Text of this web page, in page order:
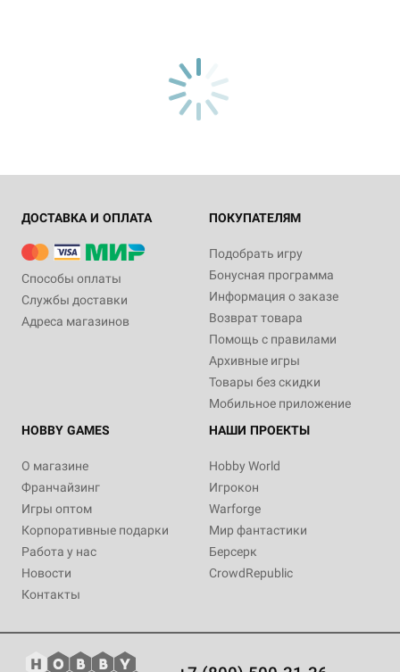
ДОСТАВКА И ОПЛАТА
Способы оплаты
Службы доставки
Адреса магазинов
ПОКУПАТЕЛЯМ
Подобрать игру
Бонусная программа
Информация о заказе
Возврат товара
Помощь с правилами
Архивные игры
Товары без скидки
Мобильное приложение
HOBBY GAMES
О магазине
Франчайзинг
Игры оптом
Корпоративные подарки
Работа у нас
Новости
Контакты
НАШИ ПРОЕКТЫ
Hobby World
Игрокон
Warforge
Мир фантастики
Берсерк
CrowdRepublic